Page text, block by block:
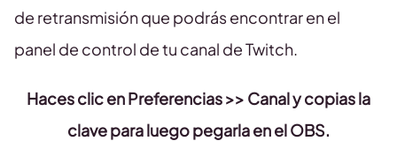
de retransmisión que podrás encontrar en el
panel de control de tu canal de Twitch.
Haces clic en Preferencias >> Canal y copias la
clave para luego pegarla en el OBS.